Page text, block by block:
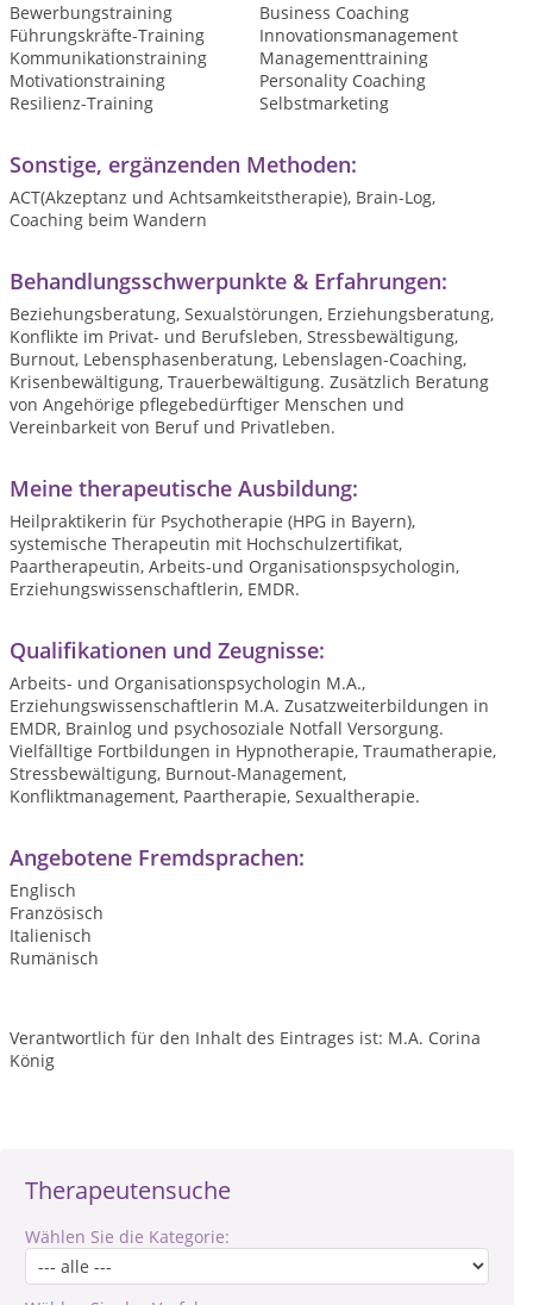
Therapeutensuche
Wählen Sie die Kategorie:
Bewerbungstraining
Business Coaching
Führungskräfte-Training
Innovationsmanagement
Kommunikationstraining
Managementtraining
Motivationstraining
Personality Coaching
Resilienz-Training
Selbstmarketing
Sonstige, ergänzenden Methoden:
ACT(Akzeptanz und Achtsamkeitstherapie), Brain-Log,
Coaching beim Wandern
Behandlungsschwerpunkte & Erfahrungen:
Beziehungsberatung, Sexualstörungen, Erziehungsberatung,
Konflikte im Privat- und Berufsleben, Stressbewältigung,
Burnout, Lebensphasenberatung, Lebenslagen-Coaching,
Krisenbewältigung, Trauerbewältigung. Zusätzlich Beratung
von Angehörige pflegebedürftiger Menschen und
Vereinbarkeit von Beruf und Privatleben.
Meine therapeutische Ausbildung:
Heilpraktikerin für Psychotherapie (HPG in Bayern),
systemische Therapeutin mit Hochschulzertifikat,
Paartherapeutin, Arbeits-und Organisationspsychologin,
Erziehungswissenschaftlerin, EMDR.
Qualifikationen und Zeugnisse:
Arbeits- und Organisationspsychologin M.A.,
Erziehungswissenschaftlerin M.A. Zusatzweiterbildungen in
EMDR, Brainlog und psychosoziale Notfall Versorgung.
Vielfälltige Fortbildungen in Hypnotherapie, Traumatherapie,
Stressbewältigung, Burnout-Management,
Konfliktmanagement, Paartherapie, Sexualtherapie.
Angebotene Fremdsprachen:
Englisch
Französisch
Italienisch
Rumänisch
Verantwortlich für den Inhalt des Eintrages ist: M.A. Corina
König